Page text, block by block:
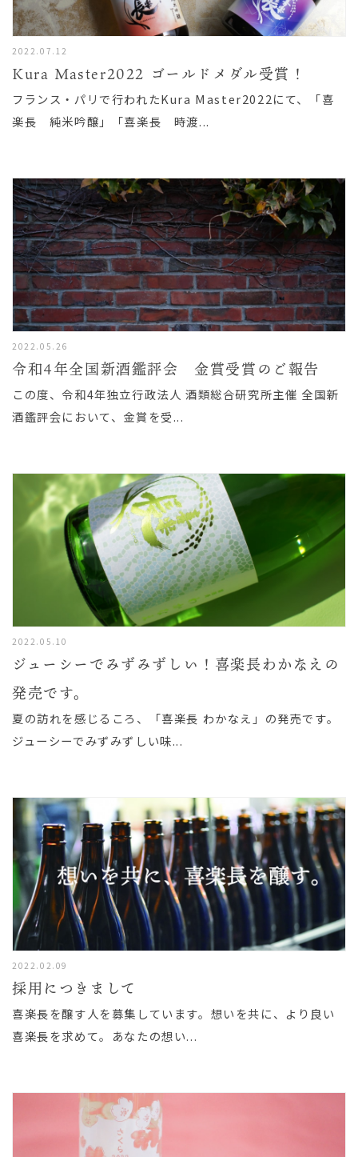
2022.07.12
Kura Master2022 ゴールドメダル受賞！
フランス・パリで行われたKura Master2022にて、「喜
楽長 純米吟醸」「喜楽長 時渡...
2022.05.26
令和4年全国新酒鑑評会 金賞受賞のご報告
この度、令和4年独立行政法人 酒類総合研究所主催 全国新
酒鑑評会において、金賞を受...
2022.05.10
ジューシーでみずみずしい！喜楽長わかなえの
発売です。
夏の訪れを感じるころ、「喜楽長 わかなえ」の発売です。
ジューシーでみずみずしい味...
2022.02.09
採用につきまして
喜楽長を醸す人を募集しています。想いを共に、より良い
喜楽長を求めて。あなたの想い...